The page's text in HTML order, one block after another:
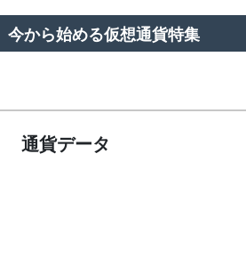
今から始める仮想通貨特集
通貨データ